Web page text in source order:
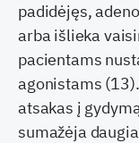
padidėjęs,
arba išlieka
pacientams
agonistams
atsakas į
sumažėja